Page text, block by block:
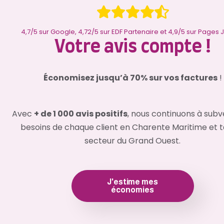
4,7/5 sur Google, 4,72/5 sur EDF Partenaire et 4,9/5 sur Pages
Votre avis compte !
Économisez jusqu’à 70% sur vos factures!
Avec + de 1 000 avis positifs, nous continuons à
besoins de chaque client en Charente Maritime et
secteur du Grand Ouest.
J'estime mes
économies
de
Merci à Théo et son équipe pour
pompes à chaleur, du chauffe-eau ainsi
Ronnie Genard